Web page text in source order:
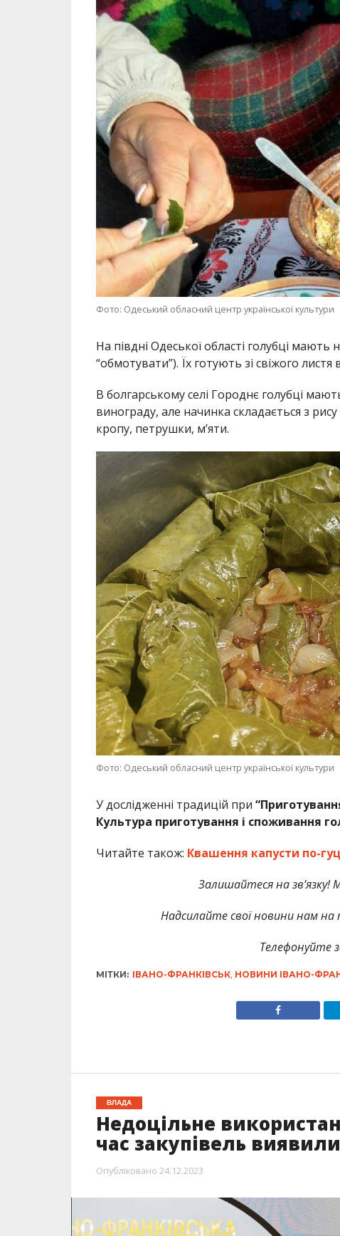
Фото: Одеський обласний центр української культури
На півдні Одеської області голубці мають
“обмотувати”). Їх готують зі свіжого
В болгарському селі Городнє голубці
винограду, але начинка складається з
кропу, петрушки, м’яти.
Фото: Одеський обласний центр української культури
У дослідженні традицій при
Культура приготування і споживання
Читайте також: Квашення капусти по-
Залишайтеся на зв’язку!
Надсилайте свої новини нам
Телефонуйте
МІТКИ: ІВАНО-ФРАНКІВСЬК, НОВИНИ ІВАНО-
ВЛАДА
Недоцільне
час закупівель
Опубліковано 24.12.2023